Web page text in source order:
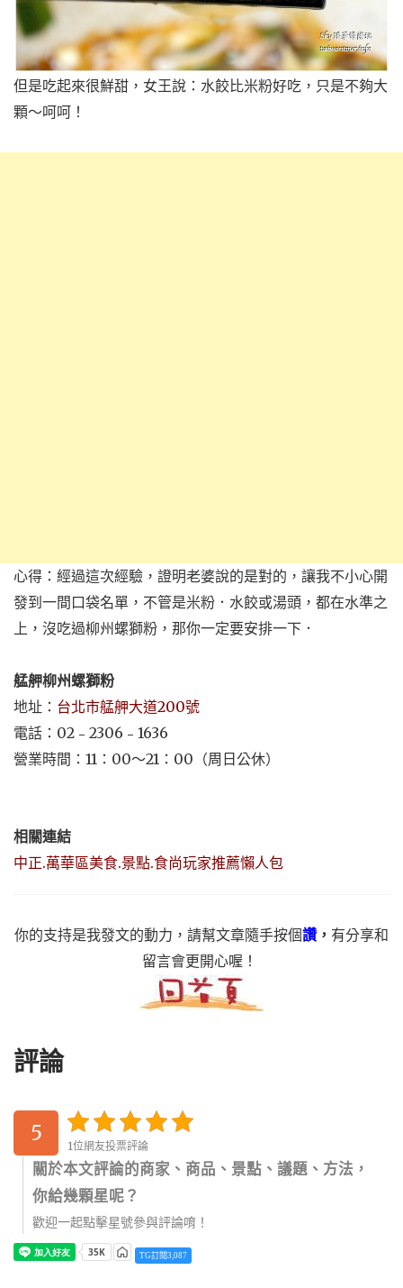
但是吃起來很鮮甜，女王說：水餃比米粉好吃，只是不夠大
顆～呵呵！
心得：經過這次經驗，證明老婆說的是對的，讓我不小心開
發到一間口袋名單，不管是米粉．水餃或湯頭，都在水準之
上，沒吃過柳州螺獅粉，那你一定要安排一下．
艋舺柳州螺獅粉
地址： 台北市艋舺大道200號
電話：02﹣2306﹣1636
營業時間：11：00～21：00（周日公休）
相關連結
中正.萬華區美食.景點.食尚玩家推薦懶人包
你的支持是我發文的動力，請幫文章隨手按個讚 ， 有分享和
留言會更開心喔！
評論
5
1位網友投票評論
關於本文評論的商家、商品、景點、議題、方法，
你給幾顆星呢？
歡迎一起點擊星號參與評論唷！
TG訂閱3,087